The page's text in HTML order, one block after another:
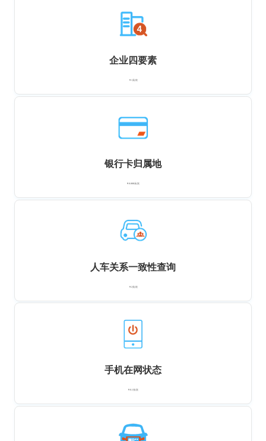
企业四要素
￥1元/次
银行卡归属地
￥0.008元/次
人车关系一致性查询
￥2元/次
手机在网状态
￥0.1元/次